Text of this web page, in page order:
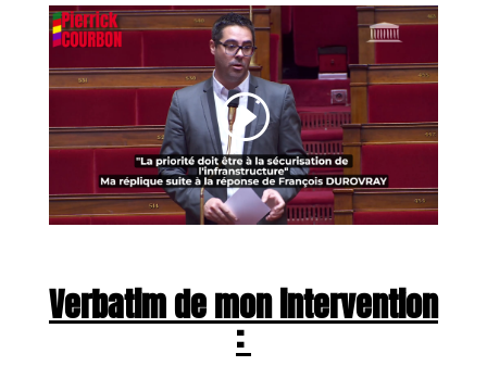
Verbatim de mon intervention
: